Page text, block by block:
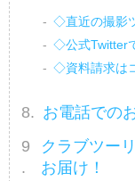
◇直近の撮影
◇公式Twitter
◇資料請求は
お電話での
クラブツー
お届け！